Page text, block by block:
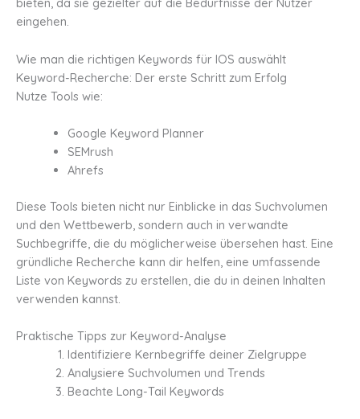
bieten, da sie gezielter auf die Bedürfnisse der Nutzer
eingehen.
Wie man die richtigen Keywords für IOS auswählt
Keyword-Recherche: Der erste Schritt zum Erfolg
Nutze Tools wie:
Google Keyword Planner
SEMrush
Ahrefs
Diese Tools bieten nicht nur Einblicke in das Suchvolumen
und den Wettbewerb, sondern auch in verwandte
Suchbegriffe, die du möglicherweise übersehen hast. Eine
gründliche Recherche kann dir helfen, eine umfassende
Liste von Keywords zu erstellen, die du in deinen Inhalten
verwenden kannst.
Praktische Tipps zur Keyword-Analyse
Identifiziere Kernbegriffe deiner Zielgruppe
Analysiere Suchvolumen und Trends
Beachte Long-Tail Keywords